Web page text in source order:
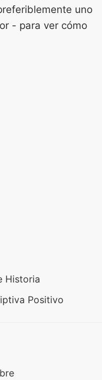
uno
- para ver cómo
Historia
Positivo